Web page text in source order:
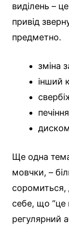
виділень –
привід
предметно.
зміна
інший
печіння
Ще одна
мовчки, –
соромиться,
себе, що “це
регулярний